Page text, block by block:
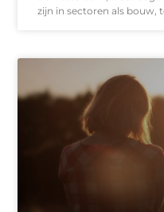
zijn in sectoren als bouw,